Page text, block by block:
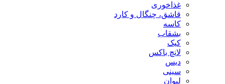
غذاخوری
قاشق، چنگال و کارد
کاسه
بشقاب
کیک
لانچ باکس
دیس
سینی
لیوان